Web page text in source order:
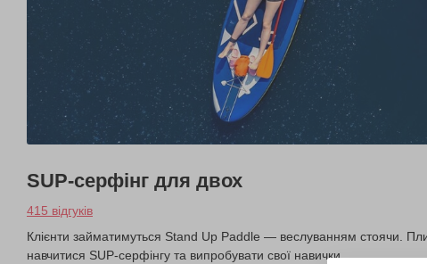
SUP-серфінг для двох
415 відгуків
Клієнти займатимуться Stand Up Paddle — веслуванням стоячи.
навчитися SUP-серфінгу та випробувати свої навички.